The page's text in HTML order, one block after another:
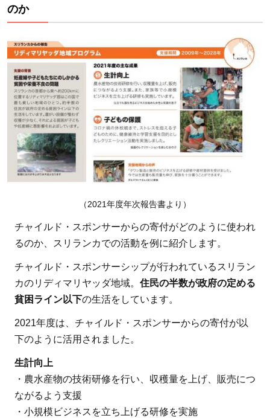
のか
（2021年度年次報告書より）
チャイルド・スポンサーからの寄付がどのように使われ
るのか、スリランカでの活動を例に紹介します。
チャイルド・スポンサーシップが行われているスリラン
カのリディマリヤッダ地域。 住民の半数が政府の定める
貧困ライン以下の生活をしています。
2021年度は、チャイルド・スポンサーからの寄付が以
下のように活用されました。
生計向上
・農水産物の技術研修を行い、収穫量を上げ、販売につ
ながるよう支援
・小規模ビジネスを立ち上げる研修を実施